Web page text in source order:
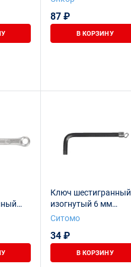
87 ₽
В КОРЗИНУ
Ключ шестигранный
изогнутый 6 мм
SITOMO
Ситомо
34 ₽
В КОРЗИНУ